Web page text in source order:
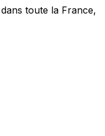
toute la France,